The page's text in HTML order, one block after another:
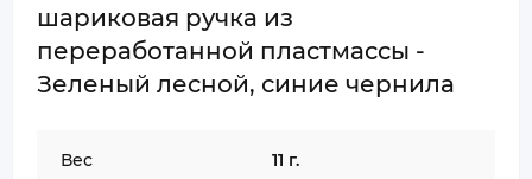
шариковая ручка из
переработанной пластмассы -
Зеленый лесной, синие чернила
Вес 11 г.